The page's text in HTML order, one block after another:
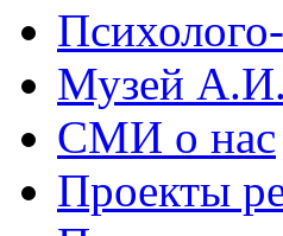
Музей
СМИ о нас
Проекты